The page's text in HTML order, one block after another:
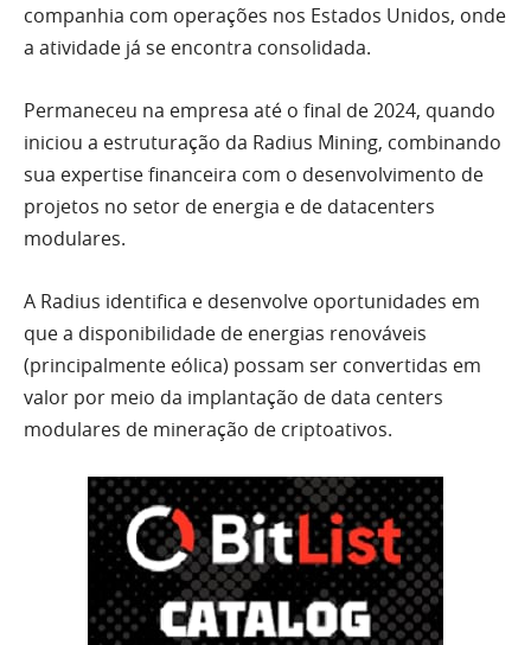
companhia com operações nos Estados Unidos, onde
a atividade já se encontra consolidada.
Permaneceu na empresa até o final de 2024, quando
iniciou a estruturação da Radius Mining, combinando
sua expertise financeira com o desenvolvimento de
projetos no setor de energia e de datacenters
modulares.
A Radius identifica e desenvolve oportunidades em
que a disponibilidade de energias renováveis
(principalmente eólica) possam ser convertidas em
valor por meio da implantação de data centers
modulares de mineração de criptoativos.